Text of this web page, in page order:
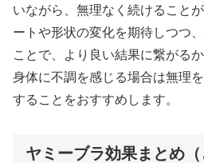
いながら、無理なく続けること
ートや形状の変化を期待しつつ
ことで、より良い結果に繋がる
身体に不調を感じる場合は無理
することをおすすめします。
ヤミーブラ効果まとめ